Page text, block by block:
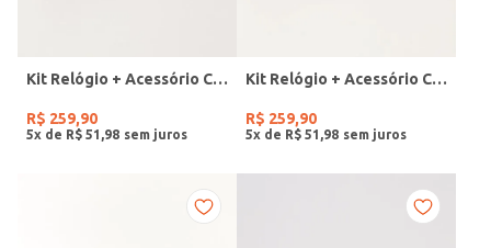
Kit Relógio + Acessório Condor Feminino DOURADO
R$ 259,90
5x de R$ 51 98
Kit Relógio + Acessório Condor Feminino DOURADO
R$ 259,90
5x de R$ 51 98